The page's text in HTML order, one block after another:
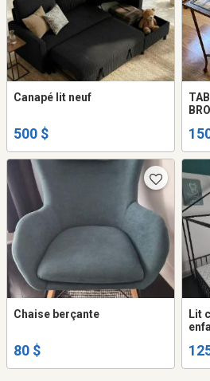
Canapé lit neuf
500 $
Chaise berçante
80 $
Lit